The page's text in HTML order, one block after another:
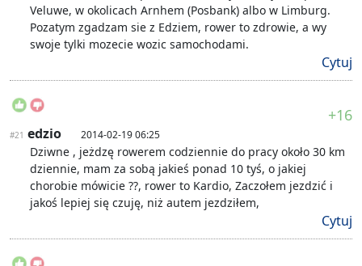
Veluwe, w okolicach Arnhem (Posbank) albo w Limburg.
Pozatym zgadzam sie z Edziem, rower to zdrowie, a wy
swoje tylki mozecie wozic samochodami.
Cytuj
+16
#21 edzio 2014-02-19 06:25
Dziwne , jeżdzę rowerem codziennie do pracy około 30 km
dziennie, mam za sobą jakieś ponad 10 tyś, o jakiej
chorobie mówicie ??, rower to Kardio, Zaczołem jezdzić i
jakoś lepiej się czuję, niż autem jezdziłem,
Cytuj